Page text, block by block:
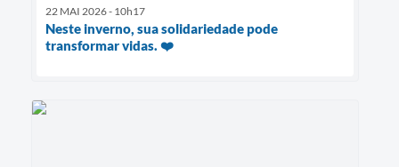
22 MAI 2026 - 10h17
Neste inverno, sua solidariedade pode
transformar vidas. ❤️